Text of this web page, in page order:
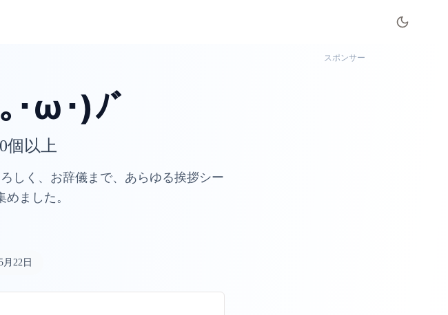
･ω･)ﾉﾞ
個以上
しく、お辞儀まで、あらゆる挨拶シー
ました。
月22日
スポンサー